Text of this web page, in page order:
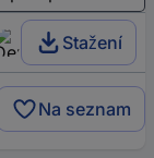
Stažení
Na seznam